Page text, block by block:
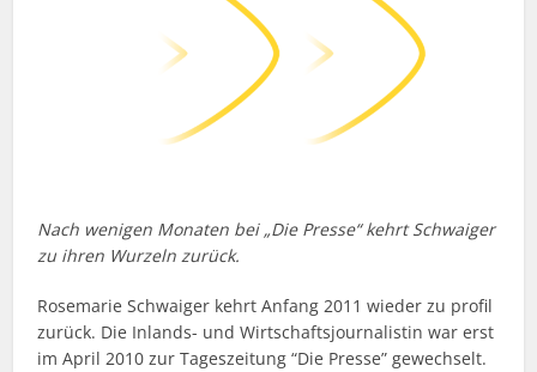
Nach wenigen Monaten bei „Die Presse“ kehrt Schwaiger
zu ihren Wurzeln zurück.
Rosemarie Schwaiger kehrt Anfang 2011 wieder zu profil
zurück. Die Inlands- und Wirtschaftsjournalistin war erst
im April 2010 zur Tageszeitung “Die Presse” gewechselt.